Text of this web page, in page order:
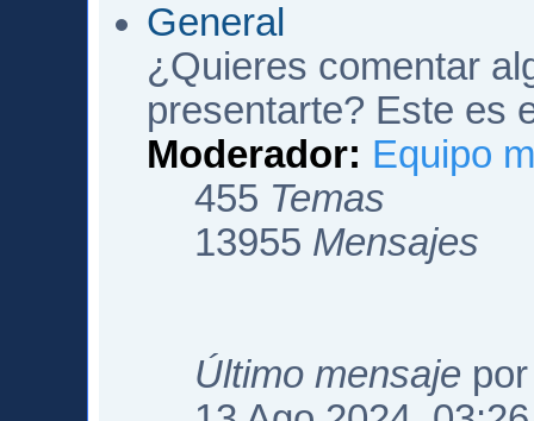
General
¿Quieres comentar
presentarte? Este es
Moderador: Equipo
455 Temas
13955 Mensajes
Último mensaje